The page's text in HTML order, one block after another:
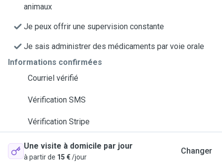
animaux
Je peux offrir une supervision constante
Je sais administrer des médicaments par voie orale
Informations confirmées
Courriel vérifié
Vérification SMS
Vérification Stripe
Une visite à domicile par jour
à partir de 15 €/jour
Changer